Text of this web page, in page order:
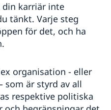
din karriär inte
tänkt. Varje steg
för det, och ha
organisation - eller
som är styrd av all
respektive politiska